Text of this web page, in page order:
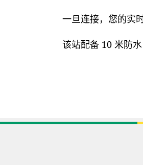
一旦连接，您的实
该站配备 10 米防